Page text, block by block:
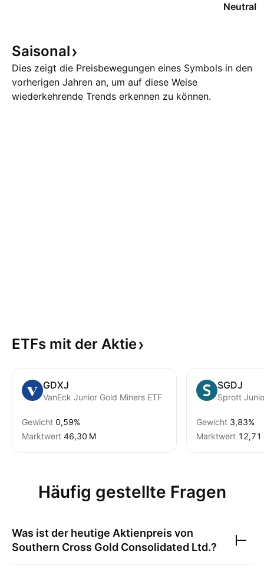
Neutral
Saisonal
Dies zeigt die Preisbewegungen eines Symbols in den
vorherigen Jahren an, um auf diese Weise
wiederkehrende Trends erkennen zu können.
ETFs mit der Aktie
GDXJ
VanEck Junior Gold Miners ETF
Gewicht 0,59%
Marktwert ‪46,30 M‬
SGDJ
Sprott
Gewicht 3,83%
Marktwert ‪12,71
Häufig gestellte Fragen
Was ist der heutige Aktienpreis von
Southern Cross Gold Consolidated Ltd.?